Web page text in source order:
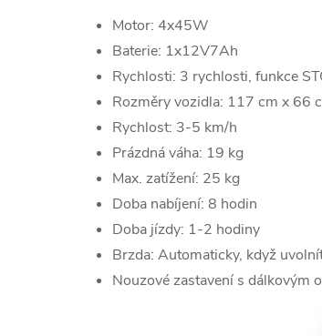
Motor: 4x45W
Baterie: 1x12V7Ah
Rychlosti: 3 rychlosti, funkce
Rozměry vozidla: 117 cm x 66
Rychlost: 3-5 km/h
Prázdná váha: 19 kg
Max. zatížení: 25 kg
Doba nabíjení: 8 hodin
Doba jízdy: 1-2 hodiny
Brzda: Automaticky, když
Nouzové zastavení s dálkovým